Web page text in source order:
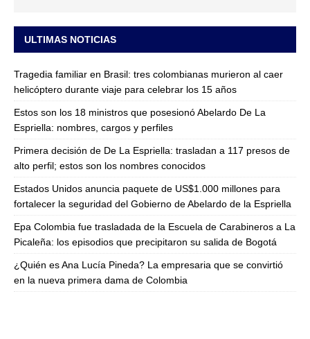
ULTIMAS NOTICIAS
Tragedia familiar en Brasil: tres colombianas murieron al caer
helicóptero durante viaje para celebrar los 15 años
Estos son los 18 ministros que posesionó Abelardo De La
Espriella: nombres, cargos y perfiles
Primera decisión de De La Espriella: trasladan a 117 presos de
alto perfil; estos son los nombres conocidos
Estados Unidos anuncia paquete de US$1.000 millones para
fortalecer la seguridad del Gobierno de Abelardo de la Espriella
Epa Colombia fue trasladada de la Escuela de Carabineros a La
Picaleña: los episodios que precipitaron su salida de Bogotá
¿Quién es Ana Lucía Pineda? La empresaria que se convirtió
en la nueva primera dama de Colombia